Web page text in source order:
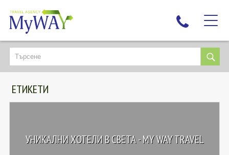
НАЙ-ТЪРСЕНИ
ДЕСТИНАЦИИ
ЕКЗОТИЧНИ ПОЧИВКИ
НОВА ГОДИНА
ЕТИКЕТИ
УНИКАЛНИ ХОТЕЛИ В СВЕТА - MY WAY TRAVEL